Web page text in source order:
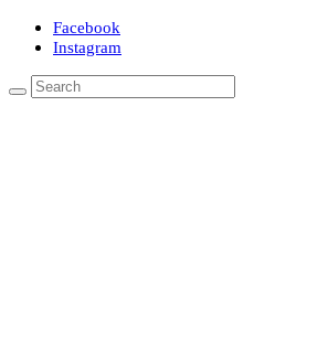
Facebook
Instagram